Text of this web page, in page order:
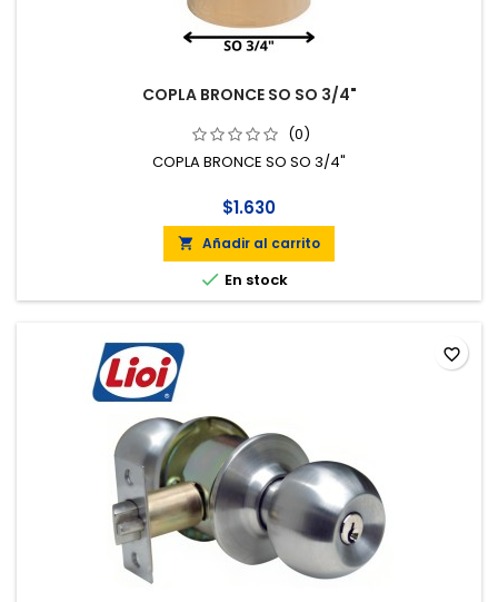
COPLA BRONCE SO SO 3/4"
(0)
COPLA BRONCE SO SO 3/4"
$1.630
 Añadir al carrito
 En stock
favorite_border